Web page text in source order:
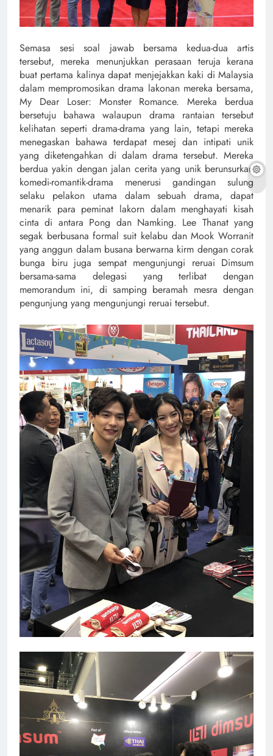
Semasa sesi soal jawab bersama kedua-dua artis
tersebut, mereka menunjukkan perasaan teruja kerana
buat pertama kalinya dapat menjejakkan kaki di Malaysia
dalam mempromosikan drama lakonan mereka bersama,
My Dear Loser: Monster Romance. Mereka berdua
bersetuju bahawa walaupun drama rantaian tersebut
kelihatan seperti drama-drama yang lain, tetapi mereka
menegaskan bahawa terdapat mesej dan intipati unik
yang diketengahkan di dalam drama tersebut. Mereka
berdua yakin dengan jalan cerita yang unik berunsurkan
komedi-romantik-drama menerusi gandingan sulung
selaku pelakon utama dalam sebuah drama, dapat
menarik para peminat lakorn dalam menghayati kisah
cinta di antara Pong dan Namking. Lee Thanat yang
segak berbusana formal suit kelabu dan Mook Worranit
yang anggun dalam busana berwarna kirm dengan corak
bunga biru juga sempat mengunjungi reruai Dimsum
bersama-sama delegasi yang terlibat dengan
memorandum ini, di samping beramah mesra dengan
pengunjung yang mengunjungi reruai tersebut.